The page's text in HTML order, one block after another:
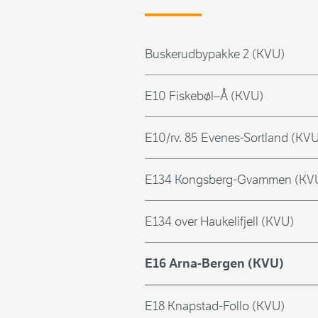
Buskerudbypakke 2 (KVU)
E10 Fiskebøl–Å (KVU)
E10/rv. 85 Evenes-Sortland
E134 Kongsberg-Gvammen
E134 over Haukelifjell (KVU)
E16 Arna-Bergen (KVU)
E18 Knapstad-Follo (KVU)